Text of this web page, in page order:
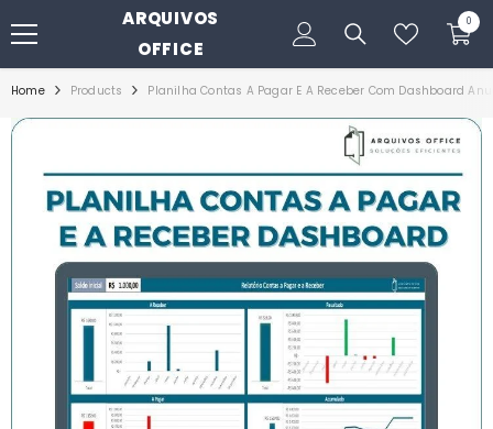
PULAR PARA O CONTEÚDO
ARQUIVOS
OFFICE
00
itens
Home Products Planilha Contas A Pagar E A Receber Com Dashboard